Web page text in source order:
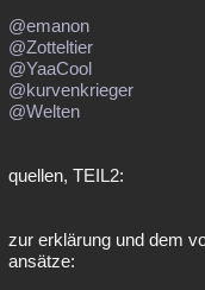
@emanon
@Zotteltier
@YaaCool
@kurvenkrieger
@Welten
quellen, TEIL2:
zur erklärung und dem
ansätze: